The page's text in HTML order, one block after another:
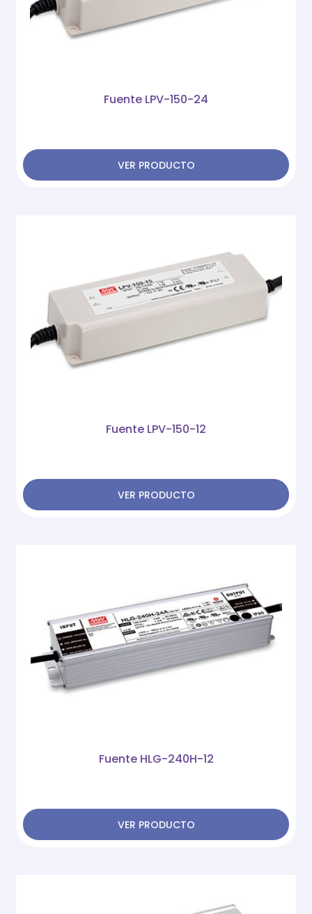
Fuente LPV-150-24
VER PRODUCTO
Fuente LPV-150-12
VER PRODUCTO
Fuente HLG-240H-12
VER PRODUCTO